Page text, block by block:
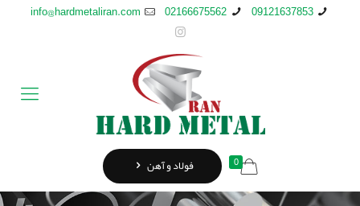
09121637853
02166675562
info@hardmetaliran.com
0 فولاد و آهن